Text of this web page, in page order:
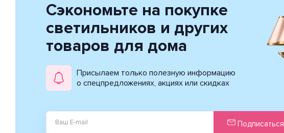
Сэкономьте на покупке
светильников и других
товаров для дома
Присылаем только полезную информацию
о спецпредложениях, акциях или скидках
Подписаться